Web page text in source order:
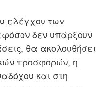
ελέγχου των
δεν υπάρξουν
θα ακολουθήσει
προσφορών, η
και στη